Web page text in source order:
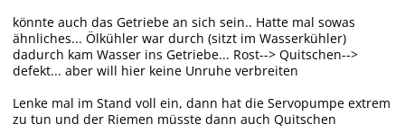
könnte auch das Getriebe an sich sein.. Hatte mal sowas
ähnliches... Ölkühler war durch (sitzt im Wasserkühler)
dadurch kam Wasser ins Getriebe... Rost--> Quitschen-->
defekt... aber will hier keine Unruhe verbreiten
Lenke mal im Stand voll ein, dann hat die Servopumpe extrem
zu tun und der Riemen müsste dann auch Quitschen